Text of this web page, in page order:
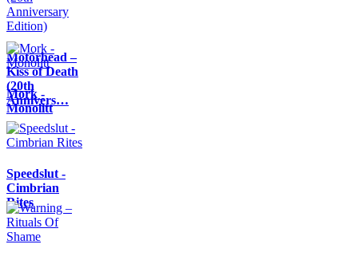
Motörhead –
Kiss of Death
(20th
Annivers…
Mork -
Monolitt
Speedslut -
Cimbrian
Rites